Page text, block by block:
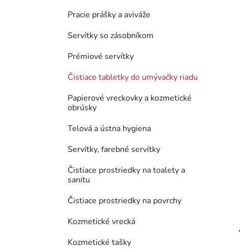
Pracie prášky a aviváže
Servítky so zásobníkom
Prémiové servítky
Čistiace tabletky do umývačky riadu
Papierové vreckovky a kozmetické
obrúsky
Telová a ústna hygiena
Servítky, farebné servítky
Čistiace prostriedky na toalety a
sanitu
Čistiace prostriedky na povrchy
Kozmetické vrecká
Kozmetické tašky